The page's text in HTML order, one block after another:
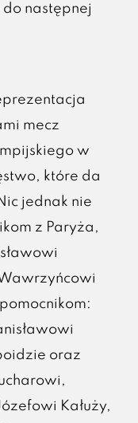
następnej
mecz
w
które da
jednak nie
z Paryża,
oraz
Kałuży,